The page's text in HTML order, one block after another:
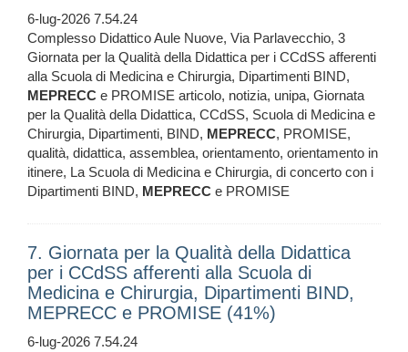
6-lug-2026 7.54.24
Complesso Didattico Aule Nuove, Via Parlavecchio, 3
Giornata per la Qualità della Didattica per i CCdSS afferenti
alla Scuola di Medicina e Chirurgia, Dipartimenti BIND,
MEPRECC e PROMISE articolo, notizia, unipa, Giornata
per la Qualità della Didattica, CCdSS, Scuola di Medicina e
Chirurgia, Dipartimenti, BIND, MEPRECC, PROMISE,
qualità, didattica, assemblea, orientamento, orientamento in
itinere, La Scuola di Medicina e Chirurgia, di concerto con i
Dipartimenti BIND, MEPRECC e PROMISE
7. Giornata per la Qualità della Didattica
per i CCdSS afferenti alla Scuola di
Medicina e Chirurgia, Dipartimenti BIND,
MEPRECC e PROMISE (41%)
6-lug-2026 7.54.24